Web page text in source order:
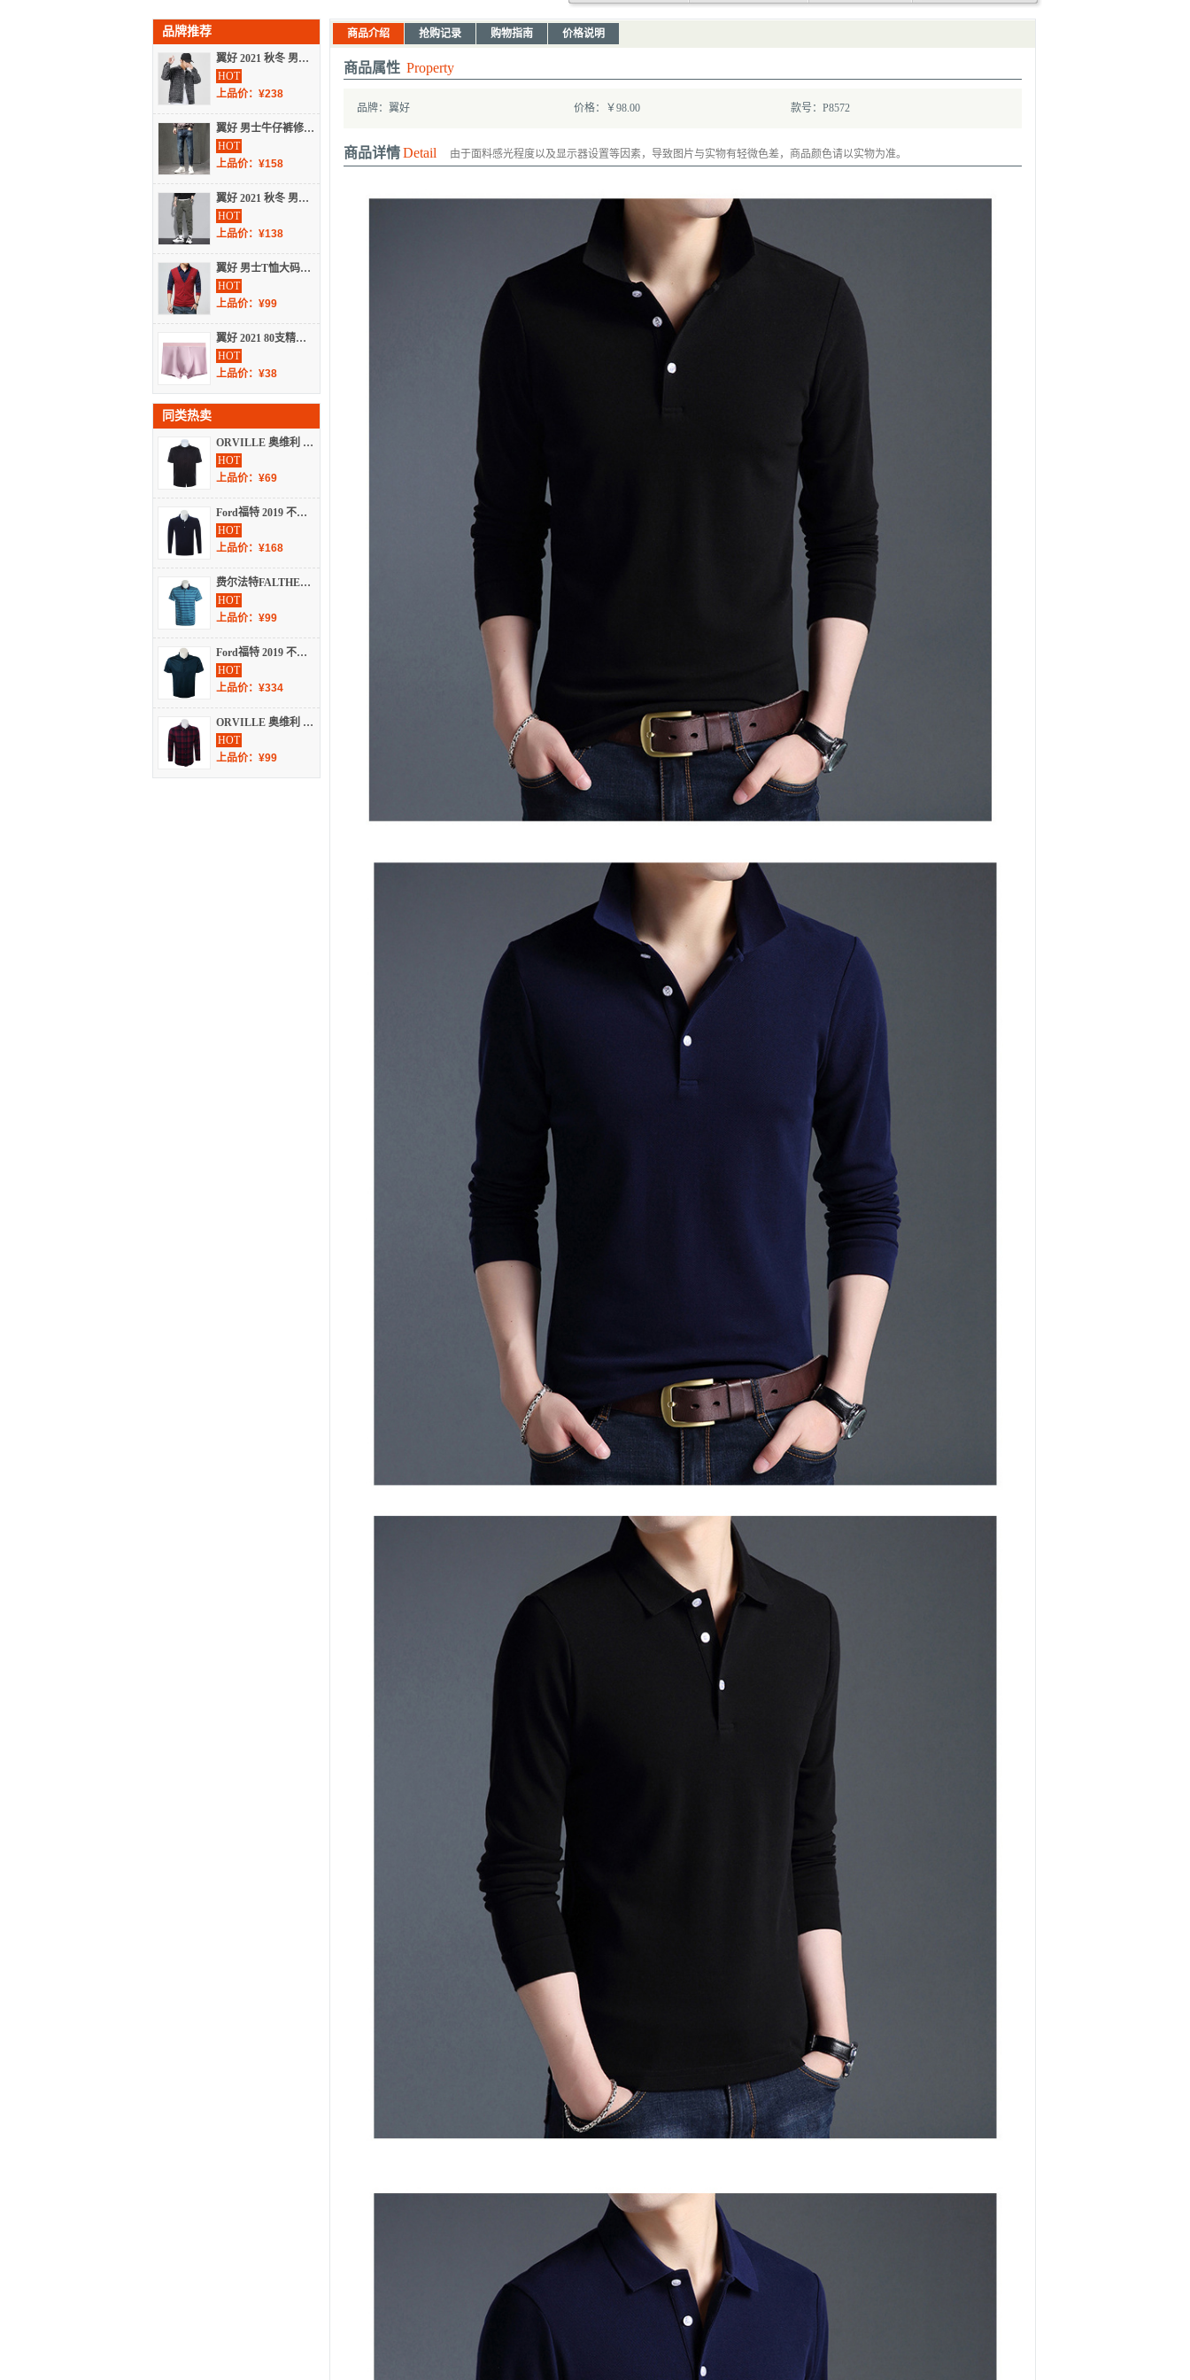
品牌推荐
翼好 2021 秋冬 男装 男装牛仔外套宽松翻领夹克提花上衣 KY-6908
HOT
上品价：¥238
翼好 男士牛仔裤修身弹力韩版小直筒休闲长裤 TP-K02
HOT
上品价：¥158
翼好 2021 秋冬 男装 工装裤字母刺绣休闲束脚长裤子 UK-651
HOT
上品价：¥138
翼好 男士T恤大码男式翻领t恤打底衫韩版男装长袖 H003
HOT
上品价：¥99
翼好 2021 80支精梳棉石墨烯内裤男士纯棉内档无痕透气提臀纯色平角裤男 518
HOT
上品价：¥38
同类热卖
ORVILLE 奥维利 夏 服装 男上装 男士T恤 K1G4393
HOT
上品价：¥69
Ford福特 2019 不分季节 男装 T恤 长袖T恤 T606060
HOT
上品价：¥168
费尔法特FALTHEAD T恤 2018 春夏 短袖T恤 FD181DT050-1
HOT
上品价：¥99
Ford福特 2019 不分季节 短袖T恤 100100
HOT
上品价：¥334
ORVILLE 奥维利 春夏 长袖T恤 K2F7689
HOT
上品价：¥99
商品介绍 抢购记录 购物指南 价格说明
商品属性 Property
品牌：翼好 价格：￥98.00 款号：P8572
商品详情Detail 由于面料感光程度以及显示器设置等因素，导致图片与实物有轻微色差，商品颜色请以实物为准。